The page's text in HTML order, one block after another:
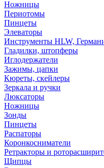
Ножницы
Периотомы
Пинцеты
Элеваторы
Инструменты HLW,
Гладилки, штопферы
Иглодержатели
Зажимы, цапки
Кюреты, скейлеры
Зеркала и ручки
Люксаторы
Ножницы
Зонды
Пинцеты
Распаторы
Коронкосниматели
Ретракторы и
Щипцы